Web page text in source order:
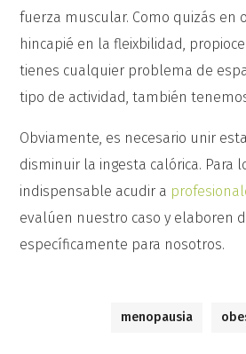
fuerza muscular. Como quizás en
hincapié en la fleixbilidad,
tienes cualquier problema de
tipo de actividad, también
Obviamente, es necesario unir
disminuir la ingesta calórica. Para
indispensable acudir a
evalúen nuestro caso y elaboren
específicamente para nosotros.
menopausia